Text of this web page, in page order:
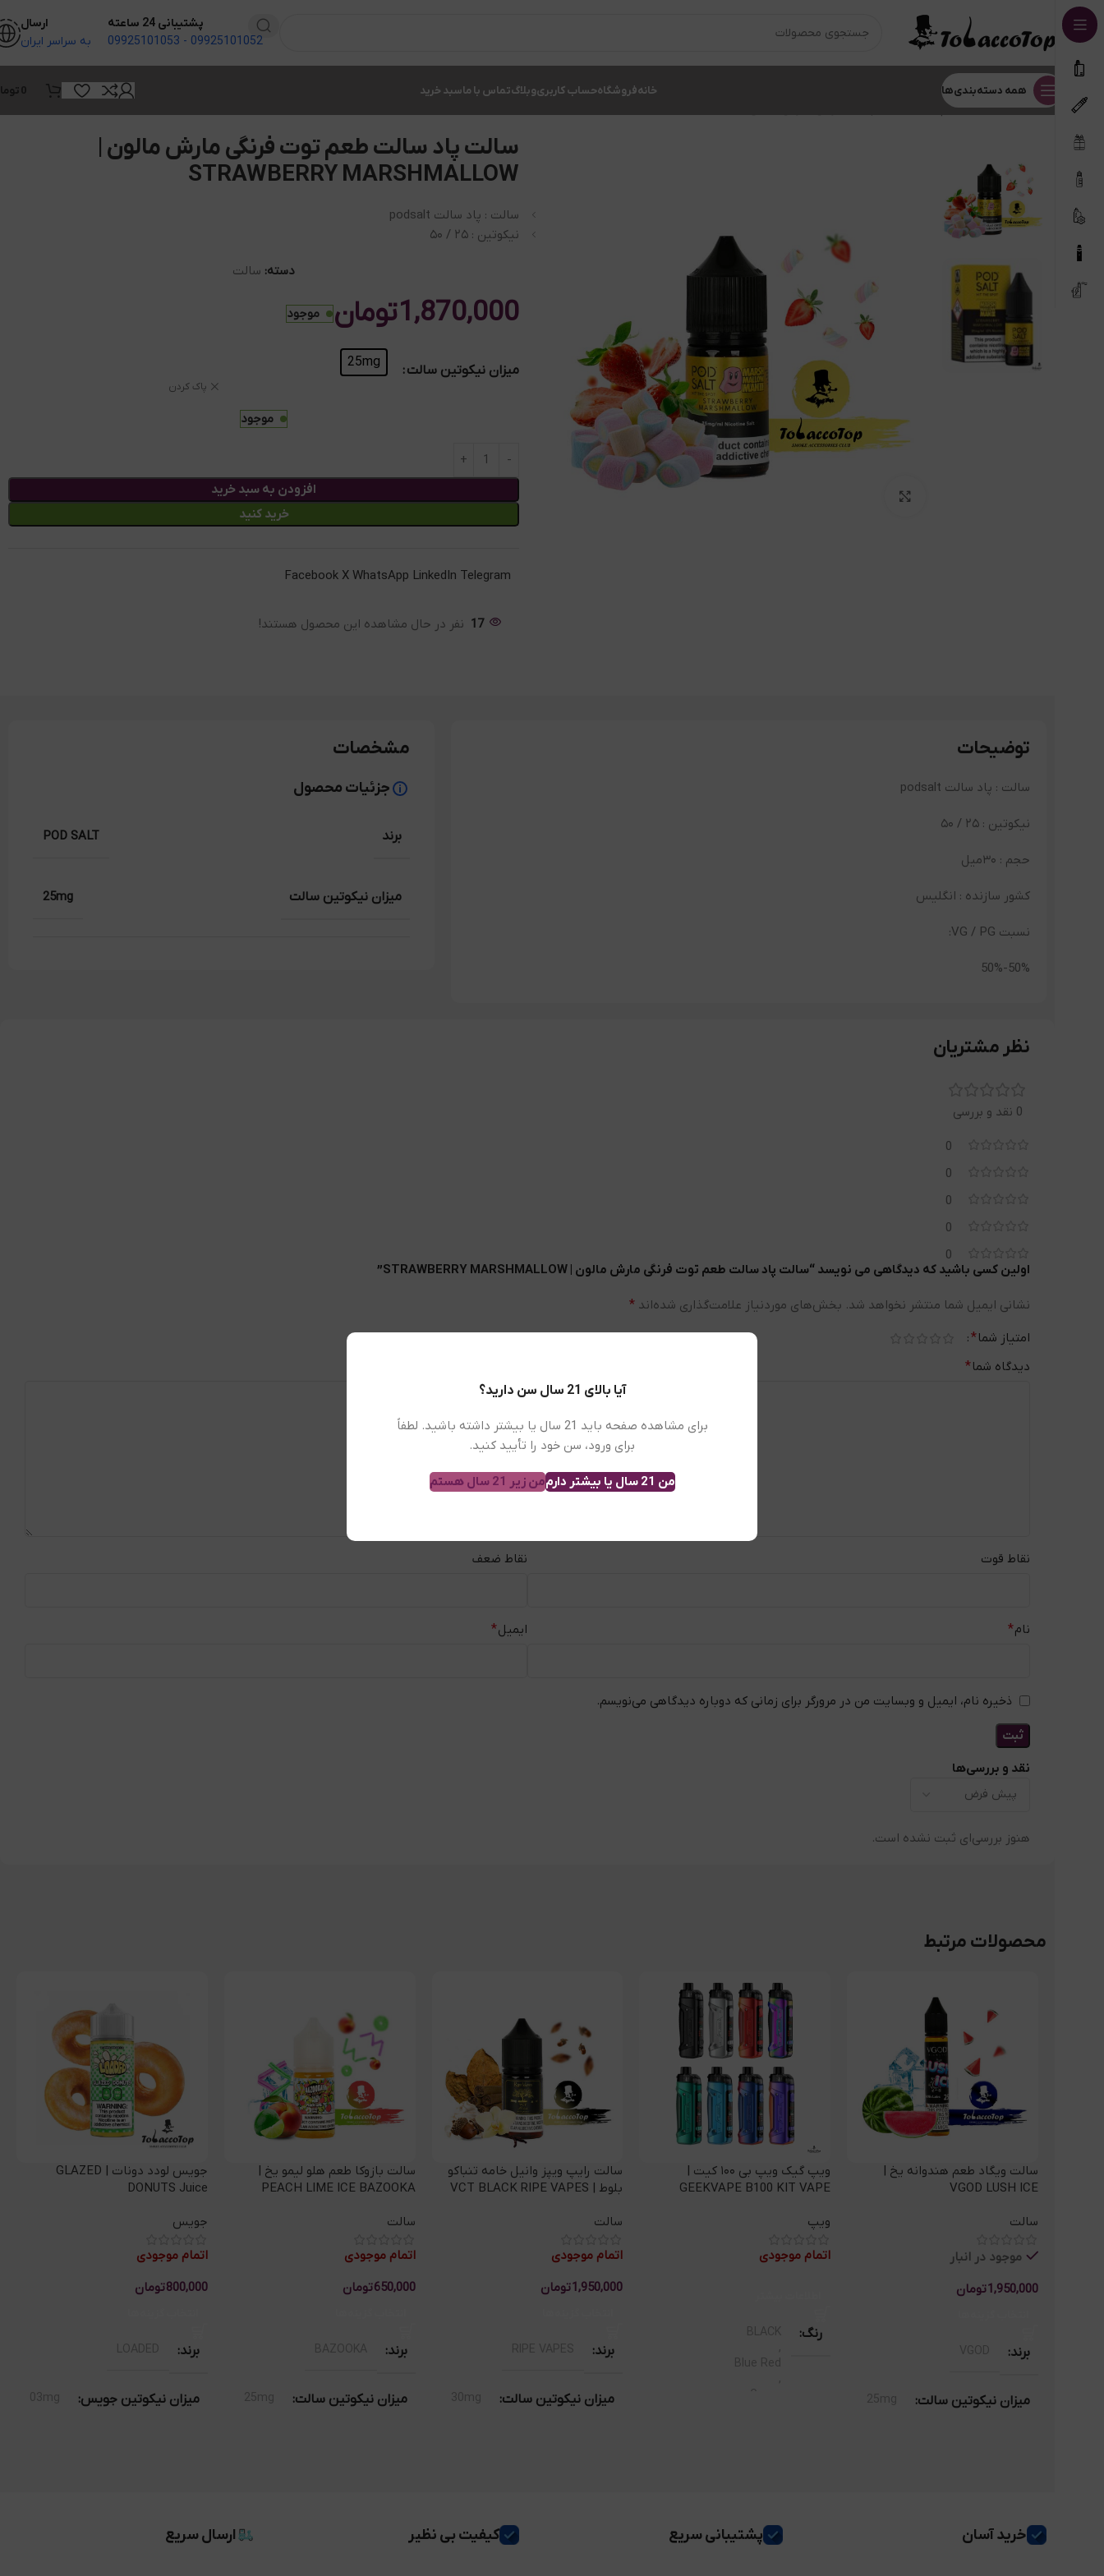
آیا بالای 21 سال سن دارید؟
برای مشاهده صفحه باید 21 سال یا بیشتر داشته باشید. لطفاً
برای ورود، سن خود را تأیید کنید.
من 21 سال یا بیشتر دارم من زیر 21 سال هستم
پشتیبانی 24 ساعته
09925101052 - 09925101053
ارسال
به سراسر ایران
همه دسته‌بندی‌ها خانهفروشگاهحساب کاربریوبلاگتماس با ماسبد خرید 0
خانه سالت سالت پاد سالت طعم توت فرنگی مارش مالون | STRAWBERRY MARSHMALLOW
سالت پاد سالت طعم توت فرنگی مارش مالون |
STRAWBERRY MARSHMALLOW
سالت : پاد سالت podsalt
نیکوتین : ۲۵ / ۵۰
دسته: سالت
1,870,000تومان موجود
میزان نیکوتین سالت 25mg
پاک کردن
موجود
افزودن به سبد خرید
خرید کنید
Facebook X WhatsApp LinkedIn Telegram
17 نفر در حال مشاهده این محصول هستند!
توضیحات
سالت : پاد سالت podsalt
نیکوتین : ۲۵ / ۵۰
حجم : ۳۰میل
کشور سازنده : انگلیس
نسبت VG / PG:
50%-50%
مشخصات
جزئیات محصول
برند POD SALT
میزان نیکوتین سالت 25mg
نظر مشتریان
0 نقد و بررسی
0
0
0
0
0
نقد و بررسی‌ها
هنوز بررسی‌ای ثبت نشده است.
اولین کسی باشید که دیدگاهی می نویسد “سالت پاد سالت طعم توت فرنگی مارش مالون | STRAWBERRY MARSHMALLOW”
نشانی ایمیل شما منتشر نخواهد شد. بخش‌های موردنیاز علامت‌گذاری شده‌اند *
امتیاز شما*
دیدگاه شما*
نقاط قوت نقاط ضعف
نام* ایمیل*
ذخیره نام، ایمیل و وبسایت من در مرورگر برای زمانی که دوباره دیدگاهی می‌نویسم.
محصولات مرتبط
سالت ویگاد طعم هندوانه یخ |
VGOD LUSH ICE
سالت
موجود در انبار
1,950,000تومان
برند VGOD
میزان نیکوتین سالت
25mg
ویپ گیک ویپ بی ۱۰۰ کیت |
GEEKVAPE B100 KIT VAPE
ویپ
اتمام موجودی
رنگ
BLACK
,
Blue Red
,
سالت رایپ ویپز وانیل خامه تنباکو
بلوط | VCT BLACK RIPE VAPES
سالت
اتمام موجودی
1,950,000تومان
برند RIPE VAPES
میزان نیکوتین سالت 30mg
سالت بازوکا طعم هلو لیمو یخ |
PEACH LIME ICE BAZOOKA
سالت
اتمام موجودی
650,000تومان
برند BAZOOKA
میزان نیکوتین سالت
25mg
جویس لودد دونات | GLAZED
DONUTS Juice
جویس
اتمام موجودی
800,000تومان
برند LOADED
میزان نیکوتین جویس 03mg
خرید آسان پشتیبانی سریع کیفیت بی نظیر ارسال سریع